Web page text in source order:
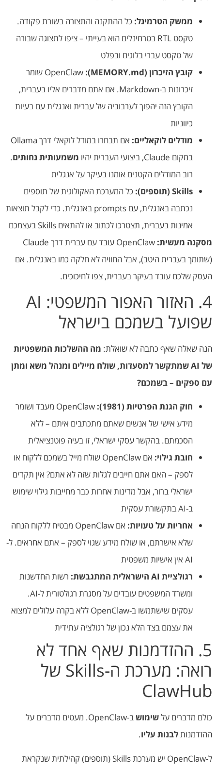
ממשק הטרמינל: כל ההתקנה והתצורה בשורת פקודה.
טקסט RTL בטרמינלים הוא בעייתי – ציפו לתצוגה שבורה
של טקסט עברי בלוגים ובפלט
קובץ הזיכרון (MEMORY.md):
OpenClaw שומר
זיכרונות ב-Markdown. אם אתם מדברים אליו בעברית,
הקובץ הזה יהפוך לערבוביה של עברית ואנגלית עם בעיות
כיווניות
מודלים לוקאליים:
אם תבחרו במודל לוקאלי דרך Ollama
במקום Claude, ביצועי העברית יהיו
משמעותית נחותים.
רוב המודלים הקטנים אומנו בעיקר על אנגלית
Skills (תוספים):
כל המערכת האקולוגית של תוספים
נכתבה באנגלית, עם prompts באנגלית. כדי לקבל תוצאות
אמינות בעברית, תצטרכו לכתוב או להתאים Skills בעצמכם
מסקנה מעשית:
OpenClaw עובד עם עברית דרך Claude
(שתומך בעברית היטב), אבל החוויה לא חלקה כמו באנגלית. אם
העסק שלכם עובד בעיקר בעברית, צפו לחיכוכים.
4. האזור האפור המשפטי: AI
שפועל בשמכם בישראל
הנה שאלה שאף כתבה לא שואלת: מה ההשלכות המשפטיות
של AI שמתקשר למסעדות, שולח מיילים ומנהל משא ומתן
עם ספקים – בשמכם?
חוק הגנת הפרטיות (1981):
OpenClaw מעבד ושומר
מידע אישי של אנשים שאתם מתכתבים איתם – ללא
הסכמתם. בהקשר עסקי ישראלי, זו בעיה פוטנציאלית
חובת גילוי:
אם OpenClaw שולח מייל בשמכם ללקוח או
לספק – האם אתם חייבים לגלות שזה לא אתם? אין תקדים
ישראלי ברור, אבל מדינות אחרות כבר מחייבות גילוי שימוש
ב-AI בתקשורת עסקית
אחריות על טעויות:
אם OpenClaw מבטיח ללקוח הנחה
שלא אישרתם, או שולח מידע שגוי לספק – אתם אחראים. ל-
AI אין אישיות משפטית
רגולציית AI הישראלית המתגבשת:
רשות החדשנות
ומשרד המשפטים עובדים על מסגרת רגולטורית ל-AI.
עסקים שישתמשו ב-OpenClaw ללא בקרה עלולים למצוא
את עצמם בצד הלא נכון של רגולציה עתידית
5. ההזדמנות שאף אחד לא
רואה: מערכת ה-Skills של
ClawHub
כולם מדברים עלשימוש
ב-OpenClaw. מעטים מדברים על
ההזדמנותלבנות עליו.
ל-OpenClaw יש מערכת Skills (תוספים) קהילתית שנקראת